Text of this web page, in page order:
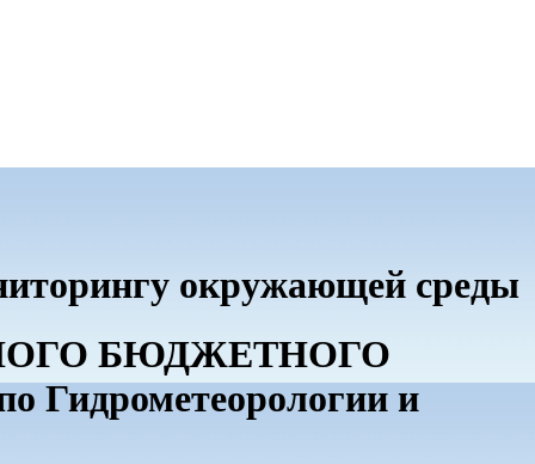
окружающей среды
БЮДЖЕТНОГО
и